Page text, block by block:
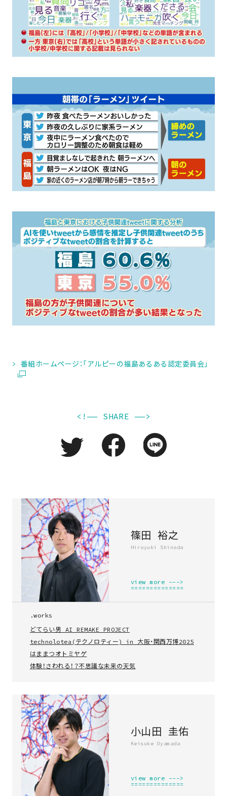
about
member
works
> 番組ホームページ：「アルピーの福島あるある認定委員会」
<!—— SHARE ——>
篠田 裕之
Hiroyuki Shinoda
view more --->
==============
.works
どてらい男 AI REMAKE PROJECT
technolotea(テクノロティー) in 大阪・関西万博2025
はままつオトミヤゲ
体験！さわれる！？不思議な未来の天気
小山田 圭佑
Keisuke Oyamada
view more --->
==============